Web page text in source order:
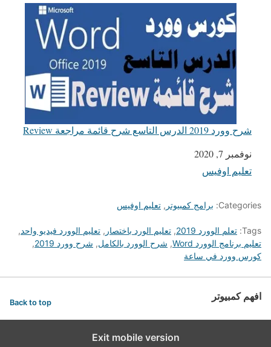
شرح وورد 2019 الدرس التاسع شرح قائمة مراجعة Review
التاريخ
نوفمبر 7, 2020
في ما يتعلق بما يأتي
تعليم اوفيس
Categories: برامج كمبيوتر , تعليم اوفيس
Tags: تعلم الوورد 2019 , تعليم الورد باختصار , تعليم الوورد فيديو واحد,
تعليم برنامج الوورد Word
, شرح الوورد بالكامل, شرح وورد 2019
,
كورس وورد في ساعة
افهم كمبيوتر Back to top
Exit mobile version